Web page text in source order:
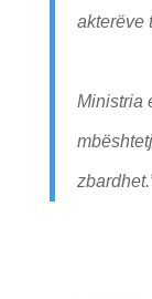
akterëve
Ministria